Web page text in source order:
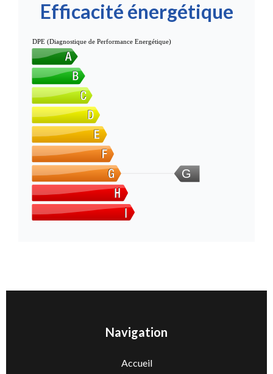
Efficacité énergétique
G
DPE (Diagnostique de Performance Energétique)
Navigation
Accueil